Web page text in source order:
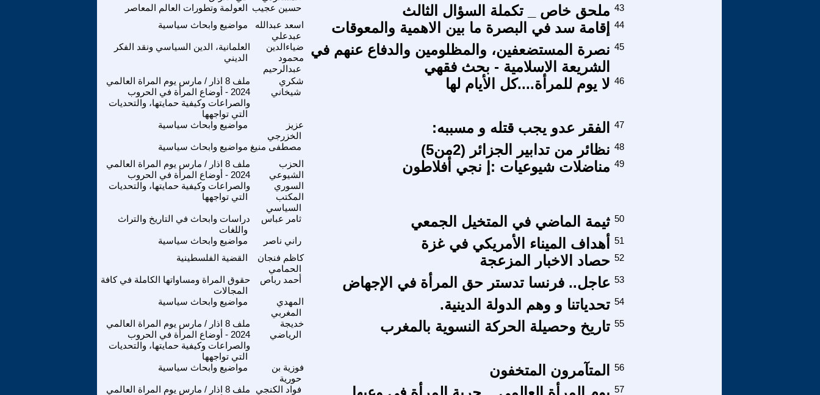
العولمة وتطورات العالم المعاصر حسين عجيب ملحق خاص _ تكملة السؤال الثالث 43
مواضيع وابحاث سياسية
اسعد عبدالله
عبدعلي
إقامة سد في البصرة ما بين الاهمية والمعوقات 44
العلمانية، الدين السياسي ونقد الفكر
الديني
ضياءالدين
محمود
عبدالرحيم
نصرة المستضعفين، والمظلومين والدفاع عنهم في
الشريعة الاسلامية - بحث فقهي
45
ملف 8 اذار / مارس يوم المراة العالمي
2024 - أوضاع المرأة في الحروب
والصراعات وكيفية حمايتها، والتحديات
التي تواجهها
شكري
شيخاني
لا يوم للمرأة....كل الأيام لها 46
مواضيع وابحاث سياسية
عزيز
الخزرجي
الفقر عدو يجب قتله و مسببه: 47
مواضيع وابحاث سياسية مصطفى منيغ نظائر من تدابير الجزائر (2من5) 48
ملف 8 اذار / مارس يوم المراة العالمي
2024 - أوضاع المرأة في الحروب
والصراعات وكيفية حمايتها، والتحديات
التي تواجهها
الحزب
الشيوعي
السوري
المكتب
السياسي
مناضلات شيوعيات :إ نجي أفلاطون 49
دراسات وابحاث في التاريخ والتراث
واللغات
ثامر عباس ثيمة الماضي في المتخيل الجمعي 50
مواضيع وابحاث سياسية راني ناصر أهداف الميناء الأمريكي في غزة
51
القضية الفلسطينية
كاظم فنجان
الحمامي
حصاد الاخبار المزعجة 52
حقوق المراة ومساواتها الكاملة في كافة
المجالات
أحمد رباص عاجل.. فرنسا تدستر حق المرأة في الإجهاض 53
مواضيع وابحاث سياسية
المهدي
المغربي
تحدياتنا و وهم الدولة الدينية. 54
ملف 8 اذار / مارس يوم المراة العالمي
2024 - أوضاع المرأة في الحروب
والصراعات وكيفية حمايتها، والتحديات
التي تواجهها
خديجة
الرياضي
تاريخ وحصيلة الحركة النسوية بالمغرب 55
مواضيع وابحاث سياسية
فوزية بن
حورية
المتآمرون المتخفون 56
ملف 8 اذار / مارس يوم المراة العالمي فواد الكنجي 57